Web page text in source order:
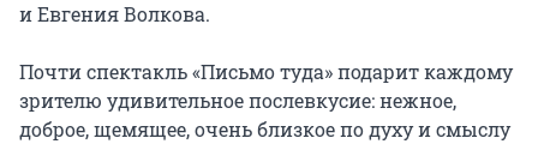
и Евгения Волкова.
Почти спектакль «Письмо туда» подарит каждому
зрителю удивительное послевкусие: нежное,
доброе, щемящее, очень близкое по духу и смыслу